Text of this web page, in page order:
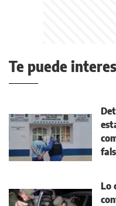
Te puede
Lo